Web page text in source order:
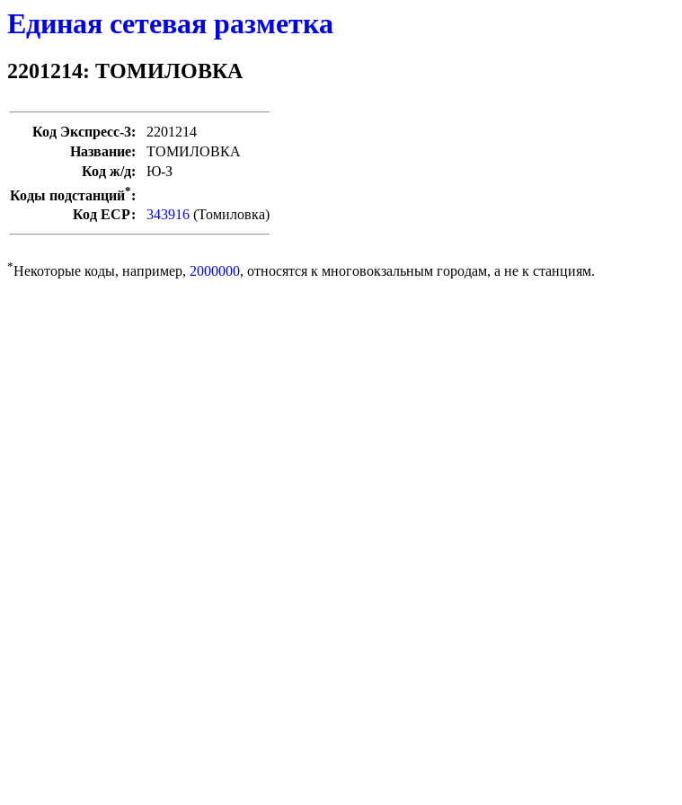
Единая сетевая разметка
2201214: ТОМИЛОВКА
Код Экспресс-3:
2201214
Название:
ТОМИЛОВКА
Код ж/д:
Ю-З
Коды подстанций*:
Код ЕСР:
343916 (Томиловка)
*Некоторые коды, например, 2000000, относятся к многовокзальным городам, а не к станциям.